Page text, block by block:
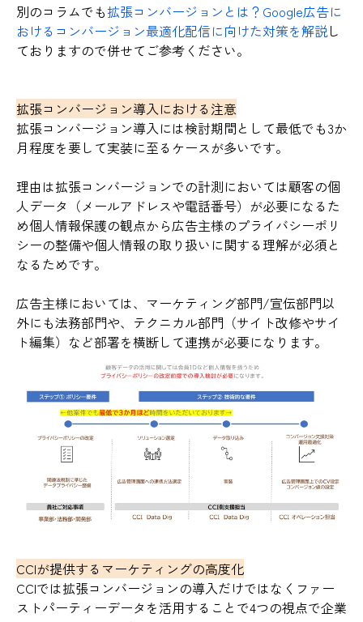
別のコラムでも拡張コンバージョンとは？Google広告に
おけるコンバージョン最適化配信に向けた対策を解説し
ておりますので併せてご参考ください。
拡張コンバージョン導入における注意
拡張コンバージョン導入には検討期間として最低でも3か
月程度を要して実装に至るケースが多いです。
理由は拡張コンバージョンでの計測においては顧客の個
人データ（メールアドレスや電話番号）が必要になるた
め個人情報保護の観点から広告主様のプライバシーポリ
シーの整備や個人情報の取り扱いに関する理解が必須と
なるためです。
広告主様においては、マーケティング部門/宣伝部門以
外にも法務部門や、テクニカル部門（サイト改修やサイ
ト編集）など部署を横断して連携が必要になります。
CCIが提供するマーケティングの高度化
CCIでは拡張コンバージョンの導入だけではなくファー
ストパーティーデータを活用することで4つの視点で企業